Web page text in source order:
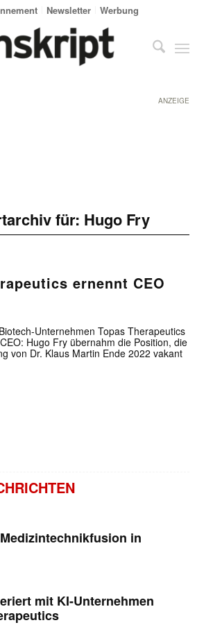
Newsletter Werbung
ANZEIGE
für: Hugo Fry
ernennt CEO
Unternehmen Topas Therapeutics
Hugo Fry übernahm die Position, die
von Dr. Klaus Martin Ende 2022 vakant
in
mit KI-Unternehmen